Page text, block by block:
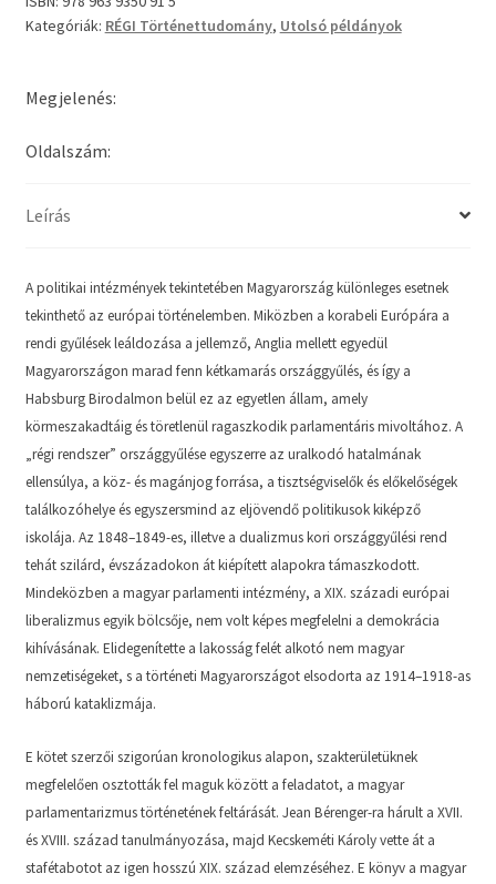
Kategóriák: RÉGI Történettudomány, Utolsó példányok
Megjelenés:
Oldalszám:
Leírás
A politikai intézmények tekintetében Magyarország különleges esetnek
tekinthető az európai történelemben. Miközben a korabeli Európára a
rendi gyűlések leáldozása a jellemző, Anglia mellett egyedül
Magyarországon marad fenn kétkamarás országgyűlés, és így a
Habsburg Birodalmon belül ez az egyetlen állam, amely
körmeszakadtáig és töretlenül ragaszkodik parlamentáris mivoltához. A
„régi rendszer” országgyűlése egyszerre az uralkodó hatalmának
ellensúlya, a köz- és magánjog forrása, a tisztségviselők és előkelőségek
találkozóhelye és egyszersmind az eljövendő politikusok kiképző
iskolája. Az 1848–1849-es, illetve a dualizmus kori országgyűlési rend
tehát szilárd, évszázadokon át kiépített alapokra támaszkodott.
Mindeközben a magyar parlamenti intézmény, a XIX. századi európai
liberalizmus egyik bölcsője, nem volt képes megfelelni a demokrácia
kihívásának. Elidegenítette a lakosság felét alkotó nem magyar
nemzetiségeket, s a történeti Magyarországot elsodorta az 1914–1918-as
háború kataklizmája.
E kötet szerzői szigorúan kronologikus alapon, szakterületüknek
megfelelően osztották fel maguk között a feladatot, a magyar
parlamentarizmus történetének feltárását. Jean Bérenger-ra hárult a XVII.
és XVIII. század tanulmányozása, majd Kecskeméti Károly vette át a
stafétabotot az igen hosszú XIX. század elemzéséhez. E könyv a magyar